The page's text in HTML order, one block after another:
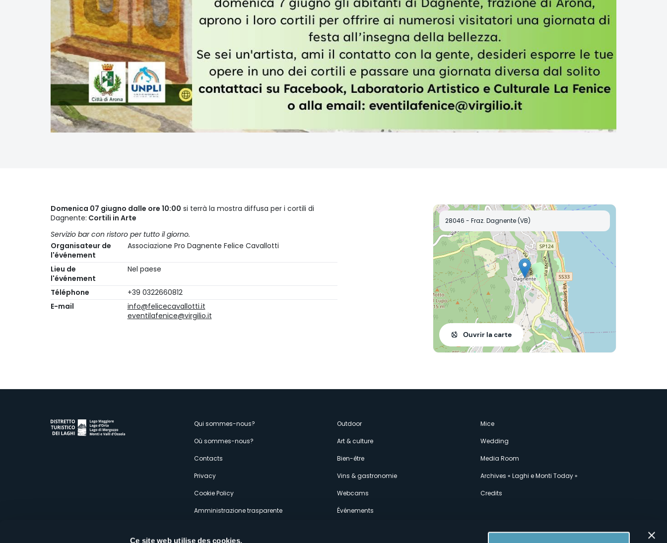
Ce site web utilise des cookies.
Domenica 07 giugno dalle ore 10:00 si terrà la mostra diffusa per i cortili di
Dagnente: Cortili in Arte
Servizio bar con ristoro per tutto il giorno.
Organisateur de
l'événement
Associazione Pro Dagnente Felice Cavallotti
Lieu de
l'événement
Nel paese
Téléphone
+39 0322660812
E-mail
info@felicecavallotti.it
eventilafenice@virgilio.it
28046 - Fraz. Dagnente (VB)
Ouvrir la carte
Menù
secondario
Qui sommes-nous?
Où sommes-nous?
Contacts
Privacy
Cookie Policy
Amministrazione trasparente
Outdoor
Art & culture
Bien-être
Vins & gastronomie
Webcams
Événements
Mice
Wedding
Media Room
Archives « Laghi e Monti Today »
Credits